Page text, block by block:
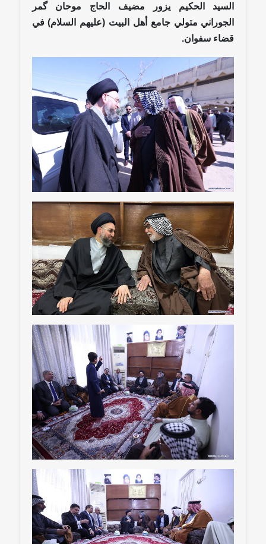
السيد الحكيم يزور مضيف الحاج موحان گمر
الجوراني متولي جامع أهل البيت (عليهم السلام) في
قضاء سفوان.